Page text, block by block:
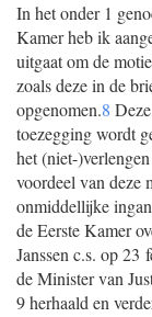
In het onder 1
Kamer heb ik
uitgaat om de
zoals deze in de
opgenomen.8
toezegging wordt
het (niet-
voordeel van deze
onmiddellijke
de Eerste Kamer
Janssen c.s. op 23
de Minister van
9 herhaald en